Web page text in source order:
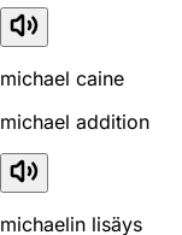
michael caine
michael addition
michaelin lisäys